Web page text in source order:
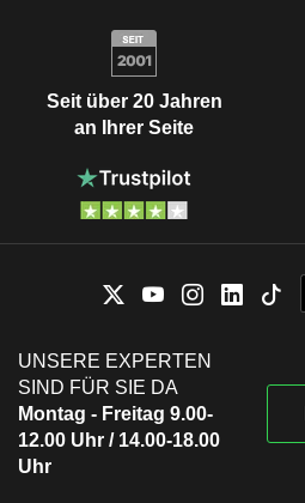
Seit über 20 Jahren
an Ihrer Seite
UNSERE EXPERTEN
SIND FÜR SIE DA
Montag - Freitag 9.00-
12.00 Uhr / 14.00-18.00
Uhr